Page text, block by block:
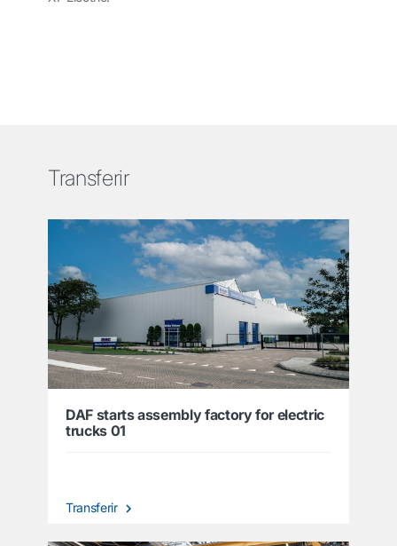
Transferir
DAF starts assembly factory for electric
trucks 01
Transferir